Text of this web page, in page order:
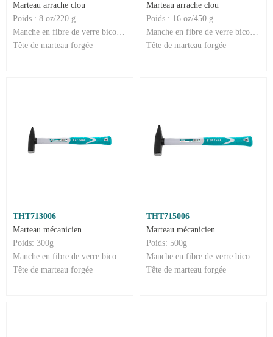
Marteau arrache clou
Poids : 8 oz/220 g
Manche en fibre de verre bicolore
Tête de marteau forgée
Marteau arrache clou
Poids : 16 oz/450 g
Manche en fibre de verre bicolore
Tête de marteau forgée
THT713006
Marteau mécanicien
Poids: 300g
Manche en fibre de verre bicolore
Tête de marteau forgée
THT715006
Marteau mécanicien
Poids: 500g
Manche en fibre de verre bicolore
Tête de marteau forgée